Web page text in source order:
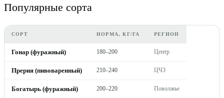
Популярные сорта
СОРТ НОРМА, КГ/ГА РЕГИОН
Гонар (фуражный) 180–200 Центр
Прерия (пивоваренный) 210–240 ЦЧЗ
Богатырь (фуражный) 200–220 Поволжье